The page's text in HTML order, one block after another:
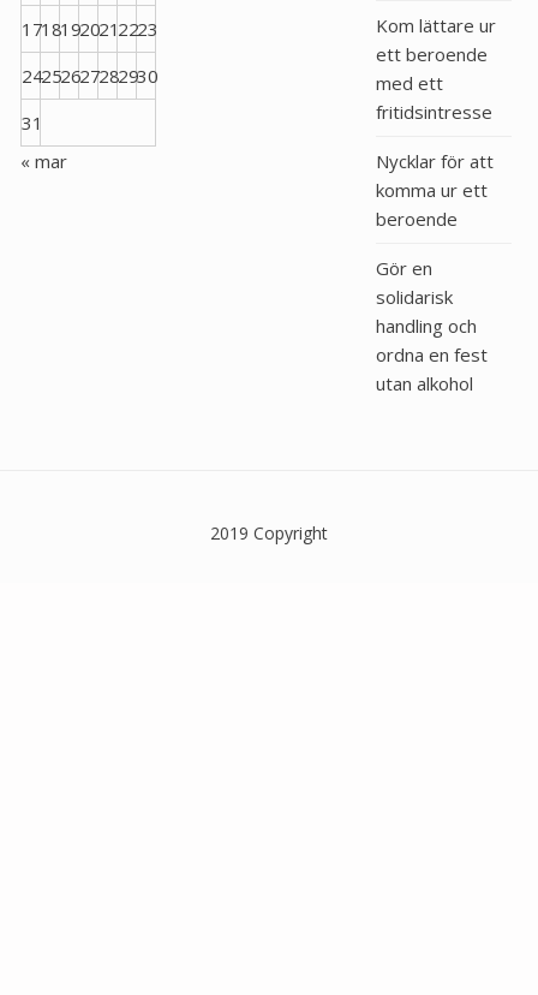
17181920212223
24252627282930
31
« mar
Kom lättare ur
ett beroende
med ett
fritidsintresse
Nycklar för att
komma ur ett
beroende
Gör en
solidarisk
handling och
ordna en fest
utan alkohol